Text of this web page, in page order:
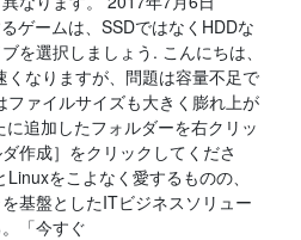
ゲームは、SSDではなくHDDな
を選択しましょう. こんにちは、
なりますが、問題は容量不足で
ァイルサイズも大きく膨れ上が
追加したフォルダーを右クリッ
作成］をクリックしてくださ
をこよなく愛するものの、
基盤としたITビジネスソリュー
「今すぐ